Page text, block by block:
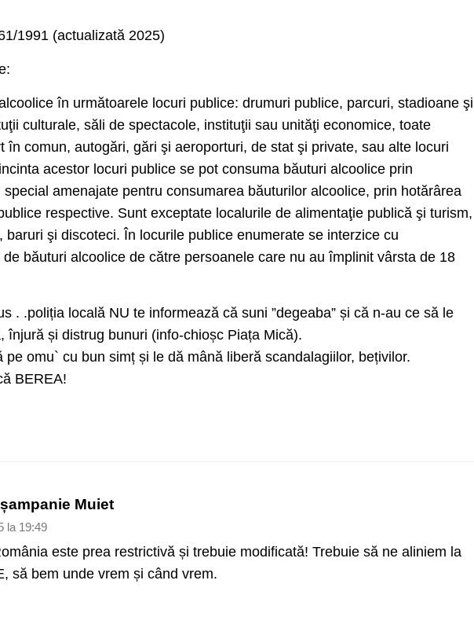
1991 (actualizată 2025)
în următoarele locuri publice: drumuri publice, parcuri, stadioane şi
culturale, săli de spectacole, instituţii sau unităţi economice, toate
în comun, autogări, gări şi aeroporturi, de stat şi private, sau alte locuri
acestor locuri publice se pot consuma băuturi alcoolice prin
amenajate pentru consumarea băuturilor alcoolice, prin hotărârea
respective. Sunt exceptate localurile de alimentaţie publică şi turism,
baruri şi discoteci. În locurile publice enumerate se interzice cu
băuturi alcoolice de către persoanele care nu au împlinit vârsta de 18
. .poliția locală NU te informează că suni ”degeaba” și că n-au ce să le
înjură și distrug bunuri (info-chioșc Piața Mică).
pe omu` cu bun simț și le dă mână liberă scandalagiilor, bețivilor.
BEREA!
Muiet
la 19:49
este prea restrictivă și trebuie modificată! Trebuie să ne aliniem la
să bem unde vrem și când vrem.